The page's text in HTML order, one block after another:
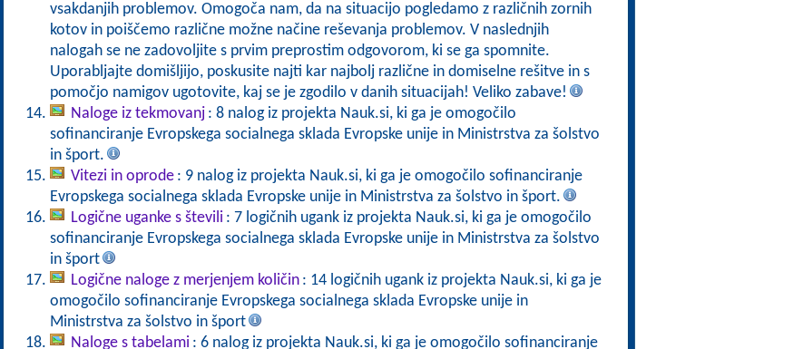
vsakdanjih problemov. Omogoča nam, da na situacijo pogledamo z različnih zornih
kotov in poiščemo različne možne načine reševanja problemov. V naslednjih
nalogah se ne zadovoljite s prvim preprostim odgovorom, ki se ga spomnite.
Uporabljajte domišljijo, poskusite najti kar najbolj različne in domiselne rešitve in s
pomočjo namigov ugotovite, kaj se je zgodilo v danih situacijah! Veliko zabave!
Naloge iz tekmovanj : 8 nalog iz projekta Nauk.si, ki ga je omogočilo
sofinanciranje Evropskega socialnega sklada Evropske unije in Ministrstva za šolstvo
in šport.
Vitezi in oprode : 9 nalog iz projekta Nauk.si, ki ga je omogočilo sofinanciranje
Evropskega socialnega sklada Evropske unije in Ministrstva za šolstvo in šport.
Logične uganke s števili : 7 logičnih ugank iz projekta Nauk.si, ki ga je omogočilo
sofinanciranje Evropskega socialnega sklada Evropske unije in Ministrstva za šolstvo
in šport
Logične naloge z merjenjem količin : 14 logičnih ugank iz projekta Nauk.si, ki ga je
omogočilo sofinanciranje Evropskega socialnega sklada Evropske unije in
Ministrstva za šolstvo in šport
Naloge s tabelami : 6 nalog iz projekta Nauk.si, ki ga je omogočilo sofinanciranje